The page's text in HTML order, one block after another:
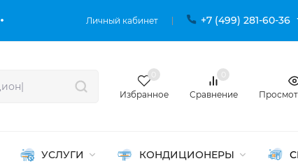
Личный кабинет +7 (499) 281-60-36
Избранное Сравнение
УСЛУГИ КОНДИЦИОНЕРЫ